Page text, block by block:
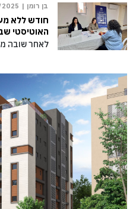
בן רומן |
חודש ללא
האוטיסטי
לאחר שובה